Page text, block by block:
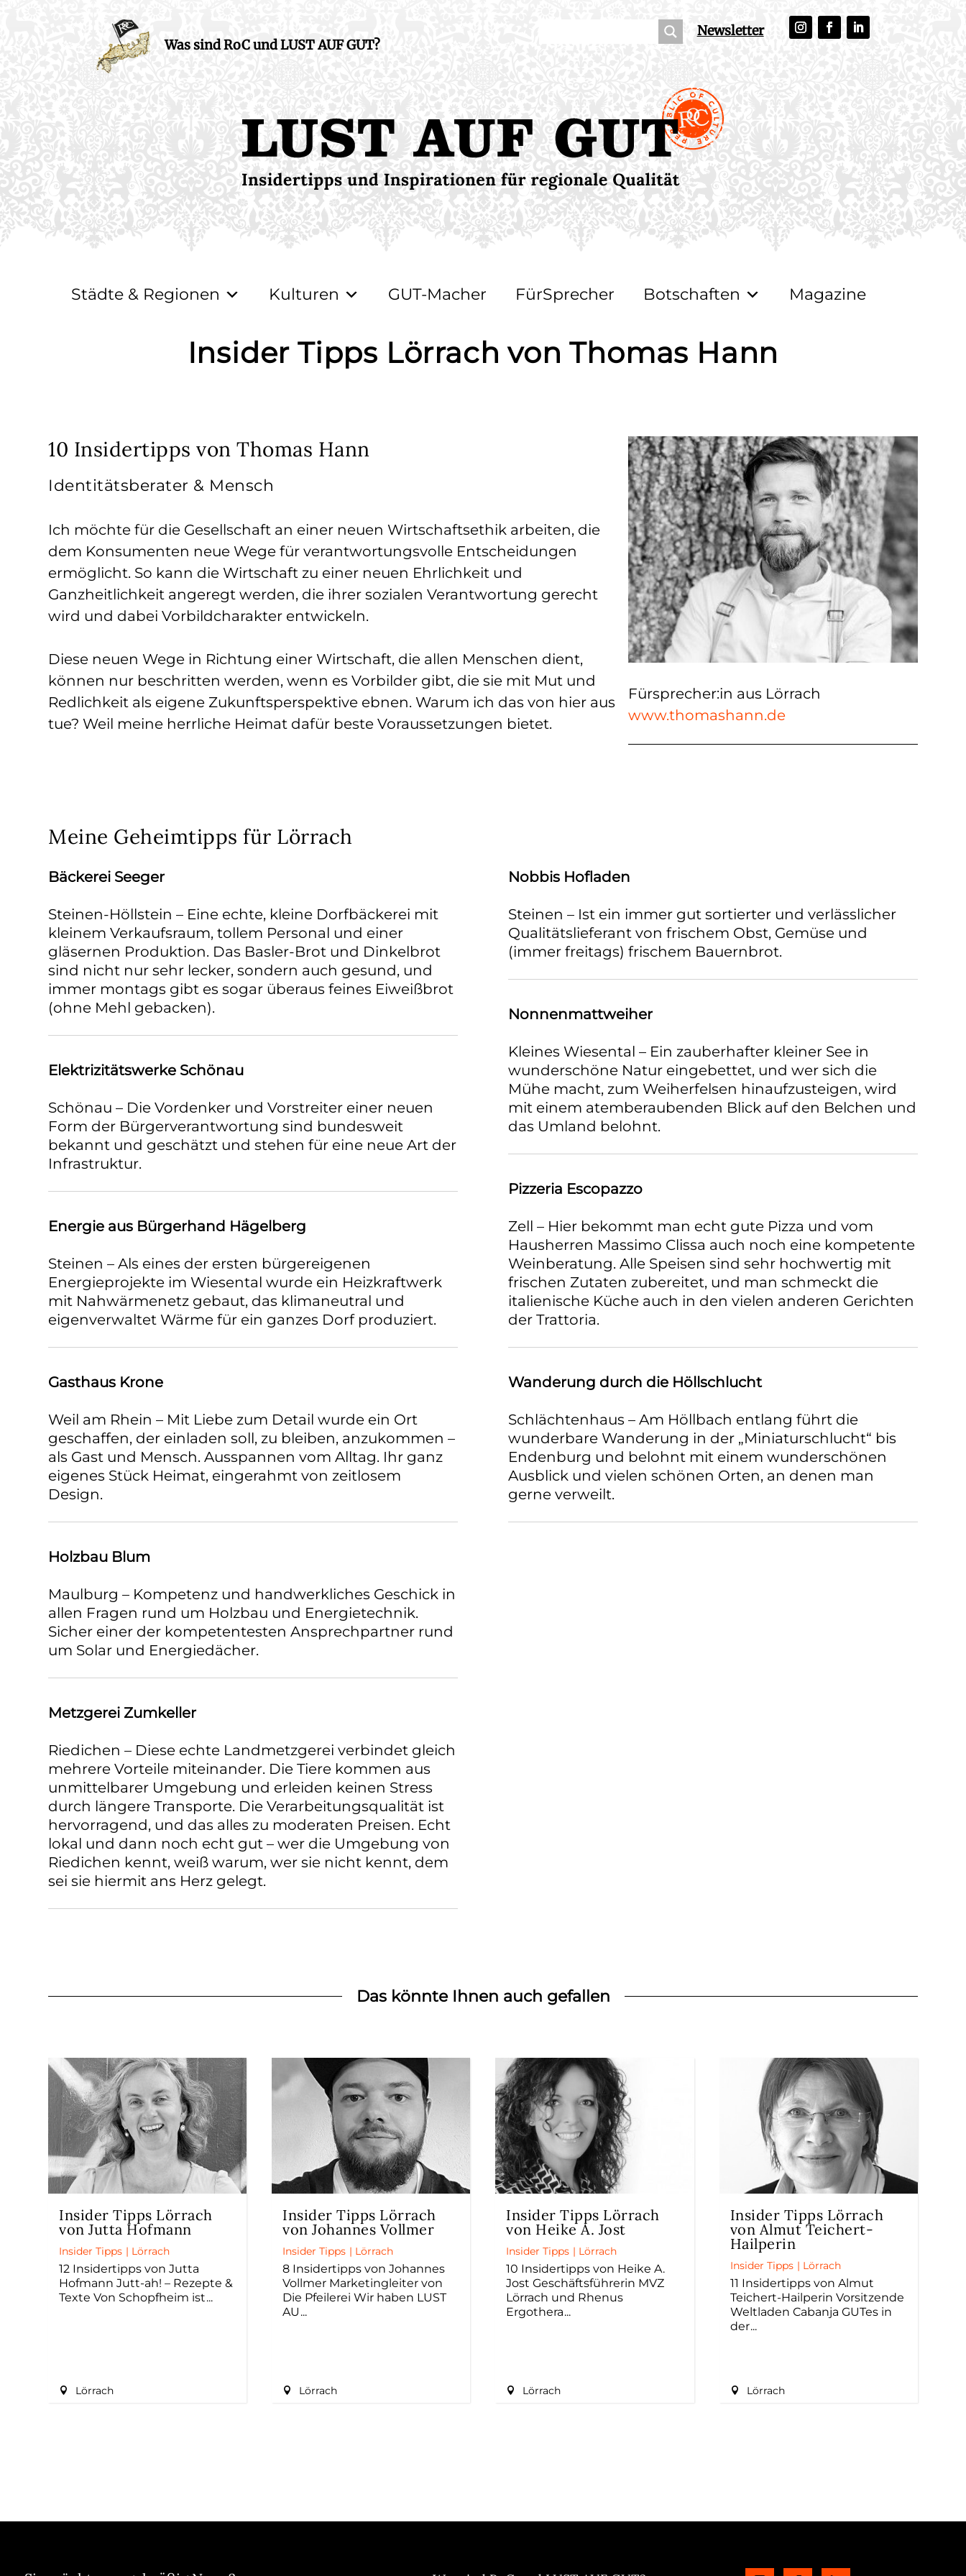
Was sind RoC und LUST AUF GUT?
Newsletter
Städte & Regionen Kulturen GUT-Macher FürSprecher Botschaften Magazine
Insider Tipps Lörrach von Thomas Hann
10 Insidertipps von Thomas Hann
Identitätsberater & Mensch
Ich möchte für die Gesellschaft an einer neuen Wirtschaftsethik arbeiten, die
dem Konsumenten neue Wege für verantwortungsvolle Entscheidungen
ermöglicht. So kann die Wirtschaft zu einer neuen Ehrlichkeit und
Ganzheitlichkeit angeregt werden, die ihrer sozialen Verantwortung gerecht
wird und dabei Vorbildcharakter entwickeln.
Diese neuen Wege in Richtung einer Wirtschaft, die allen Menschen dient,
können nur beschritten werden, wenn es Vorbilder gibt, die sie mit Mut und
Redlichkeit als eigene Zukunftsperspektive ebnen. Warum ich das von hier aus
tue? Weil meine herrliche Heimat dafür beste Voraussetzungen bietet.
Fürsprecher:in aus Lörrach
www.thomashann.de
Meine Geheimtipps für Lörrach
Bäckerei Seeger
Steinen-Höllstein – Eine echte, kleine Dorfbäckerei mit
kleinem Verkaufsraum, tollem Personal und einer
gläsernen Produktion. Das Basler-Brot und Dinkelbrot
sind nicht nur sehr lecker, sondern auch gesund, und
immer montags gibt es sogar überaus feines Eiweißbrot
(ohne Mehl gebacken).
Elektrizitätswerke Schönau
Schönau – Die Vordenker und Vorstreiter einer neuen
Form der Bürgerverantwortung sind bundesweit
bekannt und geschätzt und stehen für eine neue Art der
Infrastruktur.
Energie aus Bürgerhand Hägelberg
Steinen – Als eines der ersten bürgereigenen
Energieprojekte im Wiesental wurde ein Heizkraftwerk
mit Nahwärmenetz gebaut, das klimaneutral und
eigenverwaltet Wärme für ein ganzes Dorf produziert.
Gasthaus Krone
Weil am Rhein – Mit Liebe zum Detail wurde ein Ort
geschaffen, der einladen soll, zu bleiben, anzukommen –
als Gast und Mensch. Ausspannen vom Alltag. Ihr ganz
eigenes Stück Heimat, eingerahmt von zeitlosem
Design.
Holzbau Blum
Maulburg – Kompetenz und handwerkliches Geschick in
allen Fragen rund um Holzbau und Energietechnik.
Sicher einer der kompetentesten Ansprechpartner rund
um Solar und Energiedächer.
Metzgerei Zumkeller
Riedichen – Diese echte Landmetzgerei verbindet gleich
mehrere Vorteile miteinander. Die Tiere kommen aus
unmittelbarer Umgebung und erleiden keinen Stress
durch längere Transporte. Die Verarbeitungsqualität ist
hervorragend, und das alles zu moderaten Preisen. Echt
lokal und dann noch echt gut – wer die Umgebung von
Riedichen kennt, weiß warum, wer sie nicht kennt, dem
sei sie hiermit ans Herz gelegt.
Nobbis Hofladen
Steinen – Ist ein immer gut sortierter und verlässlicher
Qualitätslieferant von frischem Obst, Gemüse und
(immer freitags) frischem Bauernbrot.
Nonnenmattweiher
Kleines Wiesental – Ein zauberhafter kleiner See in
wunderschöne Natur eingebettet, und wer sich die
Mühe macht, zum Weiherfelsen hinaufzusteigen, wird
mit einem atemberaubenden Blick auf den Belchen und
das Umland belohnt.
Pizzeria Escopazzo
Zell – Hier bekommt man echt gute Pizza und vom
Hausherren Massimo Clissa auch noch eine kompetente
Weinberatung. Alle Speisen sind sehr hochwertig mit
frischen Zutaten zubereitet, und man schmeckt die
italienische Küche auch in den vielen anderen Gerichten
der Trattoria.
Wanderung durch die Höllschlucht
Schlächtenhaus – Am Höllbach entlang führt die
wunderbare Wanderung in der „Miniaturschlucht“ bis
Endenburg und belohnt mit einem wunderschönen
Ausblick und vielen schönen Orten, an denen man
gerne verweilt.
Das könnte Ihnen auch gefallen
Insider Tipps Lörrach
von Jutta Hofmann
Insider Tipps | Lörrach
12 Insidertipps von Jutta
Hofmann Jutt-ah! – Rezepte &
Texte Von Schopfheim ist
Lörrach
Insider Tipps Lörrach
von Johannes Vollmer
Insider Tipps | Lörrach
8 Insidertipps von Johannes
Vollmer Marketingleiter von
Die Pfeilerei Wir haben LUST
AU
Lörrach
Insider Tipps Lörrach
von Heike A. Jost
Insider Tipps | Lörrach
10 Insidertipps von Heike A.
Jost Geschäftsführerin MVZ
Lörrach und Rhenus
Ergothera
Lörrach
Insider Tipps Lörrach
von Almut Teichert-
Hailperin
Insider Tipps | Lörrach
11 Insidertipps von Almut
Teichert-Hailperin Vorsitzende
Weltladen Cabanja GUTes in
der
Lörrach